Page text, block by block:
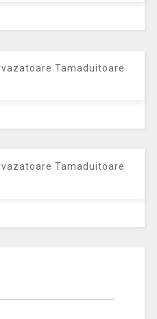
Tamaduitoare
Tamaduitoare